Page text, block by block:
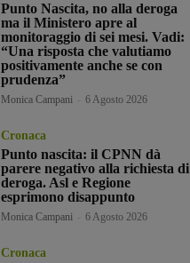
Punto Nascita, no alla deroga
ma il Ministero apre al
monitoraggio di sei mesi. Vadi:
“Una risposta che valutiamo
positivamente anche se con
prudenza”
Monica Campani 6 Agosto 2026
Cronaca
Punto nascita: il CPNN dà
parere negativo alla richiesta di
deroga. Asl e Regione
esprimono disappunto
Monica Campani 6 Agosto 2026
Cronaca